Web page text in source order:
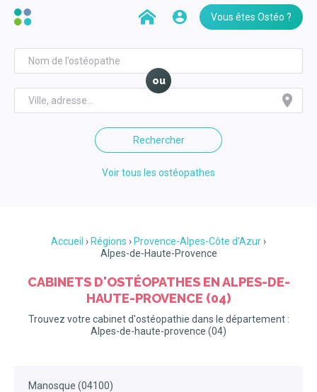
Vous êtes Ostéo ?
ou
Rechercher
Voir tous les ostéopathes
Accueil Régions
Provence-Alpes-Côte d'Azur
Alpes-de-Haute-Provence
CABINETS D'OSTÉOPATHES EN ALPES-DE-
HAUTE-PROVENCE (04)
Trouvez votre cabinet d'ostéopathie dans le département :
Alpes-de-haute-provence (04)
Manosque (04100)